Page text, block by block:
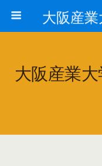
大阪産業